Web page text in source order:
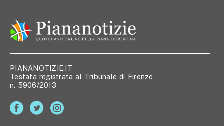
PIANANOTIZIE.IT
Testata registrata al Tribunale di Firenze,
n. 5906/2013